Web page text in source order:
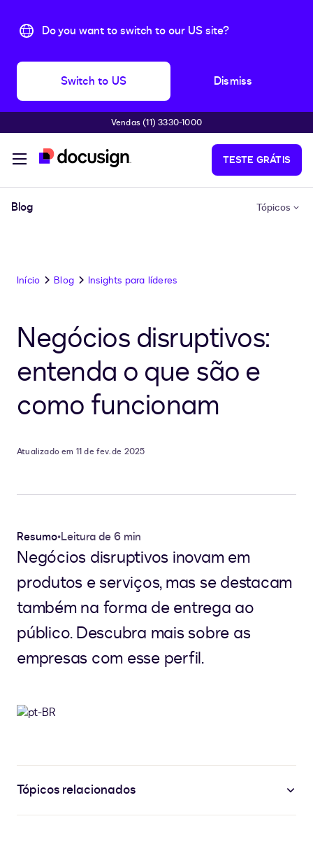
Do you want to switch to our US site?
Switch to US Dismiss
Pular para o conteúdo principal
Vendas (11) 3330-1000
TESTE GRÁTIS
Blog Tópicos
Início Blog Insights para líderes
Negócios disruptivos:
entenda o que são e
como funcionam
Atualizado em 11 de fev. de 2025
Resumo•Leitura de 6 min
Negócios disruptivos inovam em
produtos e serviços, mas se destacam
também na forma de entrega ao
público. Descubra mais sobre as
empresas com esse perfil.
Tópicos relacionados